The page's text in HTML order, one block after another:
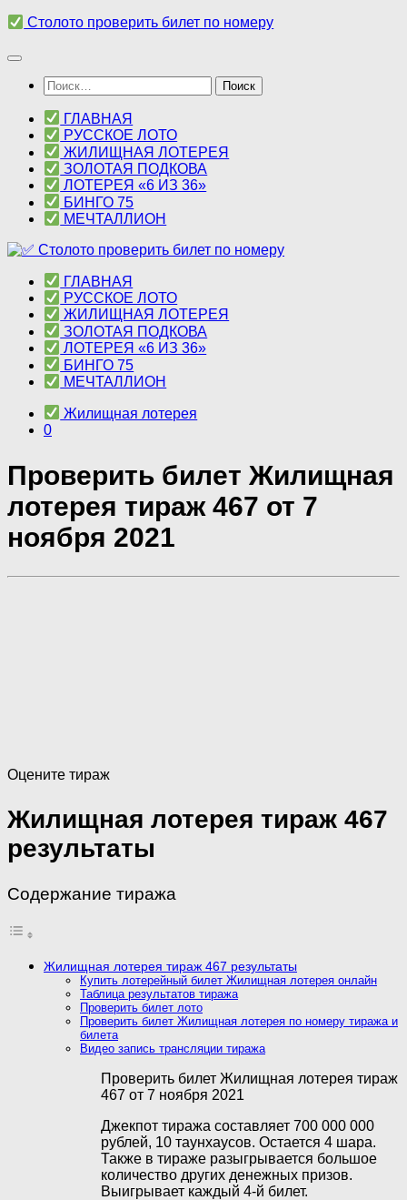
Перейти
содержимому
Столото проверить билет по номеру
Найти:
ГЛАВНАЯ
РУССКОЕ ЛОТО
ЖИЛИЩНАЯ ЛОТЕРЕЯ
ЗОЛОТАЯ ПОДКОВА
ЛОТЕРЕЯ «6 ИЗ 36»
БИНГО 75
МЕЧТАЛЛИОН
ГЛАВНАЯ
РУССКОЕ ЛОТО
ЖИЛИЩНАЯ ЛОТЕРЕЯ
ЗОЛОТАЯ ПОДКОВА
ЛОТЕРЕЯ «6 ИЗ 36»
БИНГО 75
МЕЧТАЛЛИОН
Жилищная лотерея
0
Проверить билет Жилищная
лотерея тираж 467 от 7
ноября 2021
Оцените тираж
Жилищная лотерея тираж 467
результаты
Содержание тиража
Жилищная лотерея тираж 467 результаты
Купить лотерейный билет Жилищная лотерея онлайн
Таблица результатов тиража
Проверить билет лото
Проверить билет Жилищная лотерея по номеру тиража и
билета
Видео запись трансляции тиража
Проверить билет Жилищная лотерея тираж
467 от 7 ноября 2021
Джекпот тиража составляет 700 000 000
рублей, 10 таунхаусов. Остается 4 шара.
Также в тираже разыгрывается большое
количество других денежных призов.
Выигрывает каждый 4-й билет.